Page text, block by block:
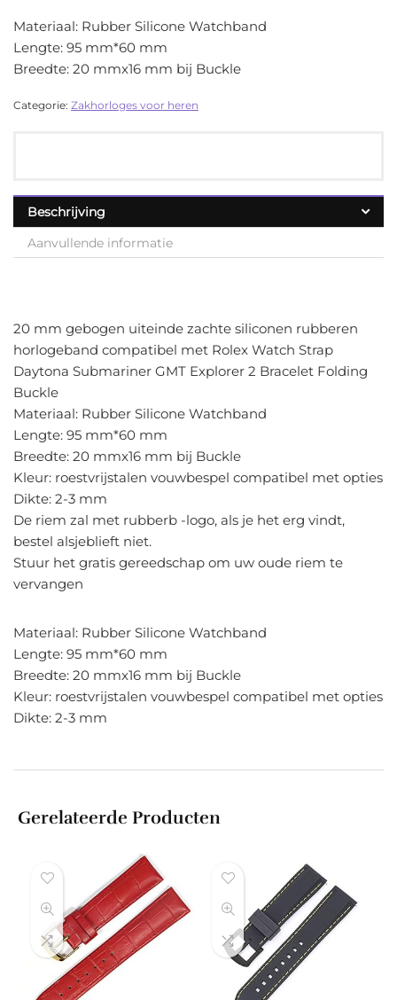
Materiaal: Rubber Silicone Watchband
Lengte: 95 mm*60 mm
Breedte: 20 mmx16 mm bij Buckle
Categorie: Zakhorloges voor heren
Beschrijving
Aanvullende informatie
20 mm gebogen uiteinde zachte siliconen rubberen
horlogeband compatibel met Rolex Watch Strap
Daytona Submariner GMT Explorer 2 Bracelet Folding
Buckle
Materiaal: Rubber Silicone Watchband
Lengte: 95 mm*60 mm
Breedte: 20 mmx16 mm bij Buckle
Kleur: roestvrijstalen vouwbespel compatibel met opties
Dikte: 2-3 mm
De riem zal met rubberb -logo, als je het erg vindt,
bestel alsjeblieft niet.
Stuur het gratis gereedschap om uw oude riem te
vervangen
Materiaal: Rubber Silicone Watchband
Lengte: 95 mm*60 mm
Breedte: 20 mmx16 mm bij Buckle
Kleur: roestvrijstalen vouwbespel compatibel met opties
Dikte: 2-3 mm
Gerelateerde Producten